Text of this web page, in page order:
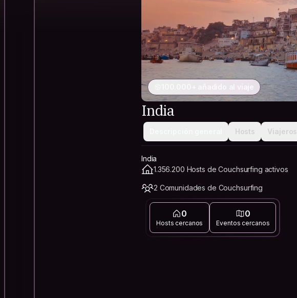
100.000+ añadido al viaje
India
Hosts Viajeros
India
1.356.200 Hosts de Couchsurfing activos
2 Comunidades de Couchsurfing
0
Hosts cercanos
0
Eventos cercanos